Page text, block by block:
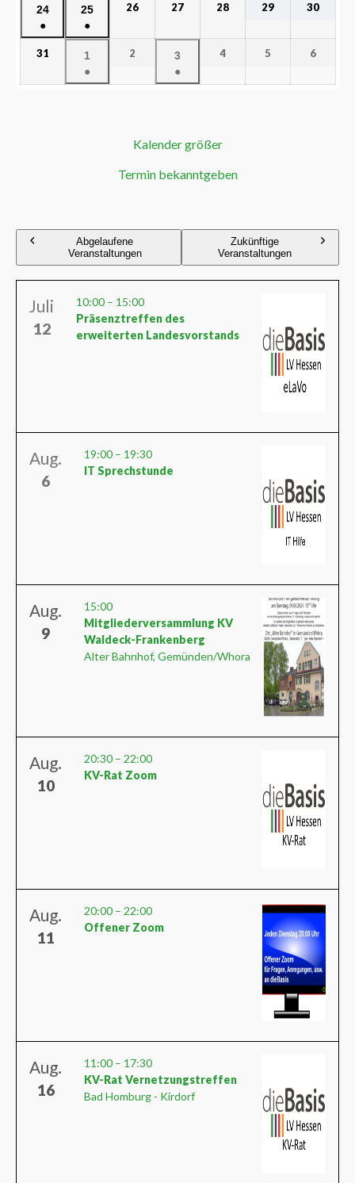
24
●
25
●
26 27 28 29 30
31
1
●
2
3
●
4 5 6
Kalender größer
Termin bekanntgeben
Abgelaufene
Veranstaltungen
Zukünftige
Veranstaltungen
Juli
12
10:00 – 15:00
Präsenztreffen des
erweiterten Landesvorstands
Aug.
6
19:00 – 19:30
IT Sprechstunde
Aug.
9
15:00
Mitgliederversammlung KV
Waldeck-Frankenberg
Alter Bahnhof, Gemünden/Whora
Aug.
10
20:30 – 22:00
KV-Rat Zoom
Aug.
11
20:00 – 22:00
Offener Zoom
Aug.
16
11:00 – 17:30
KV-Rat Vernetzungstreffen
Bad Homburg - Kirdorf